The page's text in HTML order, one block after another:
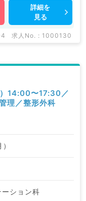
詳細を
見る
求人No. : 1000130
14:00〜17:30／
理／整形外科
ション科